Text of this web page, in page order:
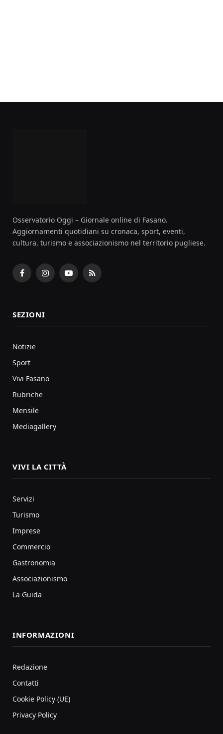
Osservatorio Oggi – Giornale online di Fasano.
Aggiornamenti quotidiani su cronaca, sport, eventi,
cultura, turismo e associazionismo nel territorio pugliese.
FacebookInstagramYouTubeRSS
SEZIONI
Notizie
Sport
Vivi Fasano
Rubriche
Mensile
Mediagallery
VIVI LA CITTÀ
Servizi
Turismo
Imprese
Commercio
Gastronomia
Associazionismo
La Guida
INFORMAZIONI
Redazione
Contatti
Cookie Policy (UE)
Privacy Policy